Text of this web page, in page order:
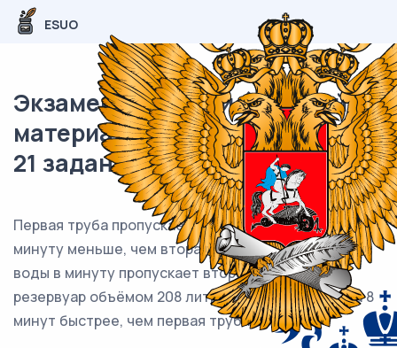
ESUO
Экзаменационный (типовой)
материал ОГЭ / Математика /
21 задания (24) / 88
Первая труба пропускает на 13 литров воды в
минуту меньше, чем вторая труба. Сколько литров
воды в минуту пропускает вторая труба, если
резервуар объёмом 208 литров она заполняет на 8
минут быстрее, чем первая труба?